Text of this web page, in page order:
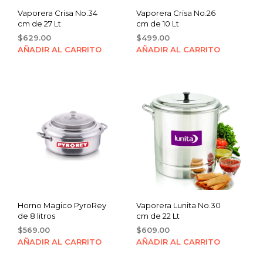
Vaporera Crisa No.34
cm de 27 Lt
$629.00
AÑADIR AL CARRITO
Vaporera Crisa No.26
cm de 10 Lt
$499.00
AÑADIR AL CARRITO
Horno Magico PyroRey
de 8 litros
$569.00
AÑADIR AL CARRITO
Vaporera Lunita No.30
cm de 22 Lt
$609.00
AÑADIR AL CARRITO